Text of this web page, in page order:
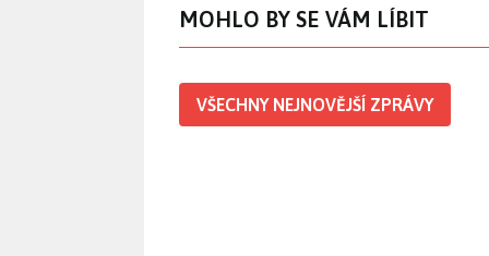
MOHLO BY SE VÁM LÍBIT
VŠECHNY NEJNOVĚJŠÍ ZPRÁVY